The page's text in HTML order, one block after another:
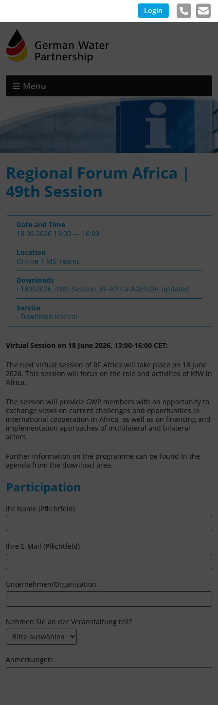
Login
Menu
Regional Forum Africa |
49th Session
Date and Time
18.06.2026 13:00 — 16:00
Location
Online | MS Teams
Downloads
18062026_49th-Session_RF-Africa-AGENDA_updated
Service
› Download ics/ical
Virtual Session on 18 June 2026, 13:00-16:00 CET:
The next virtual session of RF Africa will take place on 18 June
2026. This session will focus on the role and activities of KfW in
Africa.
The session will provide GWP members with an opportunity to
exchange views on current challenges and opportunities in
international cooperation in Africa, as well as on financing and
implementation approaches of multilateral and bilateral
actors.
Further information on the programme can be found in the
agenda from the download area.
Participation
Ihr Name (Pflichtfeld)
Ihre E-Mail (Pflichtfeld)
Unternehmen/Organisation:
Nehmen Sie an der Veranstaltung teil?
Anmerkungen: